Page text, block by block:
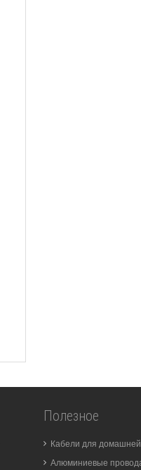
Полезное
Кабели для
Алюминиевые